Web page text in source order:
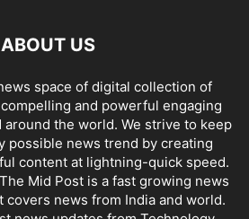
ABOUT US
space of digital collection of
and powerful engaging
around the world. We strive to keep
possible news trend by creating
content at lightning-quick speed.
Mid Post is a fast growing news
covers news from India and world.